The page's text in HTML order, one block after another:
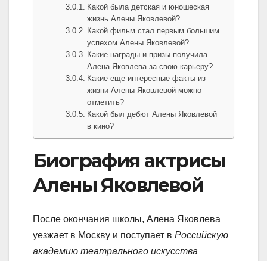
Какой была детская и юношеская
жизнь Алены Яковлевой?
Какой фильм стал первым большим
успехом Алены Яковлевой?
Какие награды и призы получила
Алена Яковлева за свою карьеру?
Какие еще интересные факты из
жизни Алены Яковлевой можно
отметить?
Какой был дебют Алены Яковлевой
в кино?
Биография актрисы
Алены Яковлевой
После окончания школы, Алена Яковлева
уезжает в Москву и поступает в Российскую
академию театрального искусства